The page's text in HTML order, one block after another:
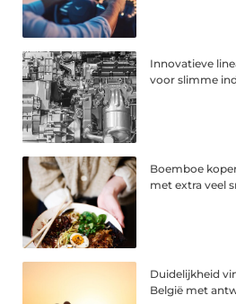
Innovatieve
voor slimme
Boemboe
met extra veel
Duidelijkheid
België met